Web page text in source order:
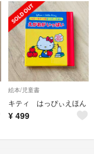
絵本/児童書
キティ はっぴぃえほん
¥ 499